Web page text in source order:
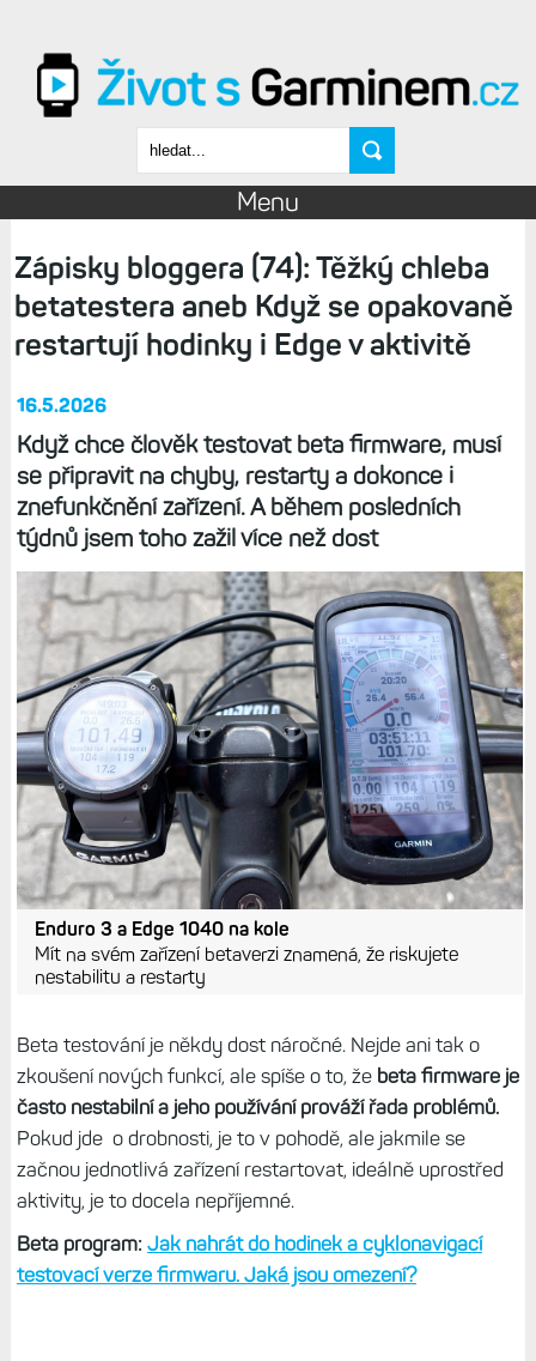
Vyhledávání
Menu
Zápisky bloggera (74): Těžký chleba
betatestera aneb Když se opakovaně
restartují hodinky i Edge v aktivitě
16.5.2026
Když chce člověk testovat beta firmware, musí
se připravit na chyby, restarty a dokonce i
znefunkčnění zařízení. A během posledních
týdnů jsem toho zažil více než dost
Enduro 3 a Edge 1040 na kole
Mít na svém zařízení betaverzi znamená, že riskujete
nestabilitu a restarty
Beta testování je někdy dost náročné. Nejde ani tak o
zkoušení nových funkcí, ale spíše o to, že beta firmware je
často nestabilní a jeho používání prováží řada problémů.
Pokud jde o drobnosti, je to v pohodě, ale jakmile se
začnou jednotlivá zařízení restartovat, ideálně uprostřed
aktivity, je to docela nepříjemné.
Beta program: Jak nahrát do hodinek a cyklonavigací
testovací verze firmwaru. Jaká jsou omezení?